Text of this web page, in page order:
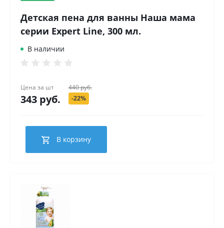
Детская пена для ванны Наша мама
серии Expert Line, 300 мл.
В наличии
Цена за шт
343 руб.
440 руб.
-22%
В корзину